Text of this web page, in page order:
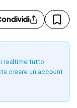
realtime tutto
creare un account